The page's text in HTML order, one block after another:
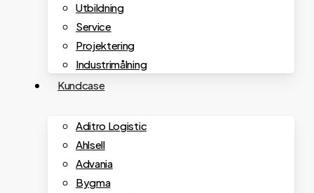
Utbildning
Service
Projektering
Industrimålning
Kundcase
Aditro Logistic
Ahlsell
Advania
Bygma